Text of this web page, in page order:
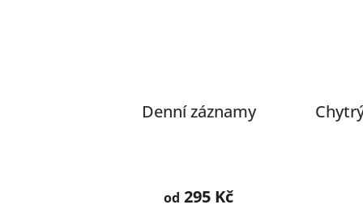
Denní záznamy
hodnocení
od 295 Kč